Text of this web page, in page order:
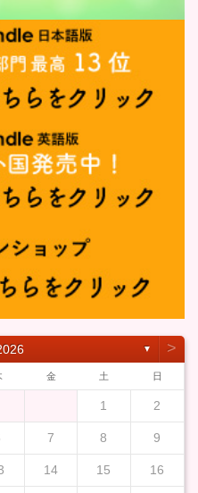
▼ ˃
金 土 日
1 2
7 8 9
14 15 16